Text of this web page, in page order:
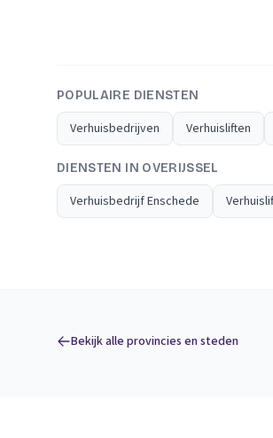
POPULAIRE DIENSTEN
Verhuisbedrijven Verhuisliften
DIENSTEN IN OVERIJSSEL
Verhuisbedrijf Enschede
Bekijk alle provincies en steden